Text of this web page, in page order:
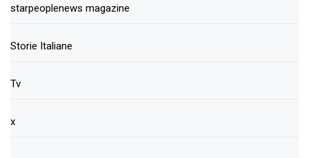
starpeoplenews magazine
Storie Italiane
Tv
x